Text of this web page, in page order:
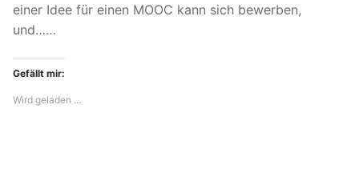
einer Idee für einen MOOC kann sich bewerben,
und……
Gefällt mir:
Wird geladen …